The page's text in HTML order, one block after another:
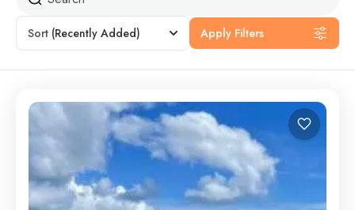
Sort (Recently Added) Apply Filters